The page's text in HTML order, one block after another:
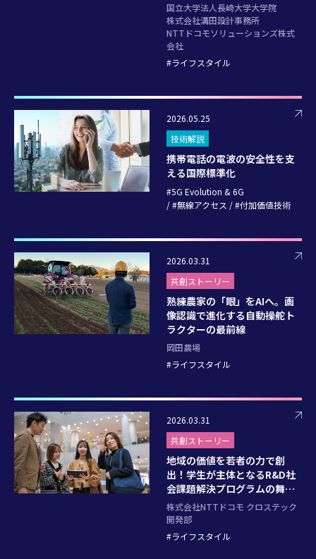
国立大学法人長崎大学大学院
株式会社溝田設計事務所
NTTドコモソリューションズ株式
会社
ライフスタイル
2026.05.25
技術解説
携帯電話の電波の安全性を支
える国際標準化
5G Evolution & 6G
無線アクセス
付加価値技術
2026.03.31
共創ストーリー
熟練農家の「眼」をAIへ。画
像認識で進化する自動操舵ト
ラクターの最前線
岡田農場
ライフスタイル
2026.03.31
共創ストーリー
地域の価値を若者の力で創
出！学生が主体となるR&D社
会課題解決プログラムの舞台
裏
株式会社NTTドコモ クロステック
開発部
ライフスタイル